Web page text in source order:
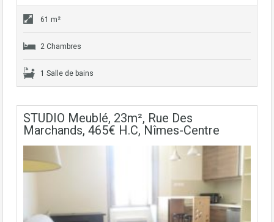
61 m²
2 Chambres
1 Salle de bains
STUDIO Meublé, 23m², Rue Des
Marchands, 465€ H.C, Nîmes-Centre